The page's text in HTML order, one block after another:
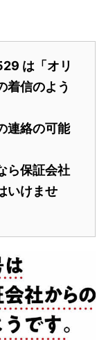
は「オリ
着信のよう
連絡の可能
ら保証会社
いけませ